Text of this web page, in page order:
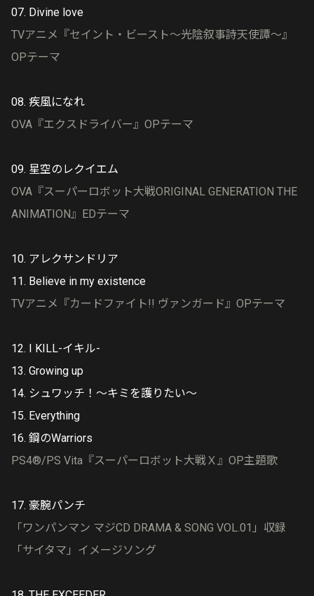
07. Divine love
TVアニメ『セイント・ビースト～光陰叙事詩天使譚～』
OPテーマ
08. 疾風になれ
OVA『エクスドライバー』OPテーマ
09. 星空のレクイエム
OVA『スーパーロボット大戦ORIGINAL GENERATION THE
ANIMATION』EDテーマ
10. アレクサンドリア
11. Believe in my existence
TVアニメ『カードファイト!! ヴァンガード』OPテーマ
12. I KILL-イキル-
13. Growing up
14. シュワッチ！～キミを護りたい～
15. Everything
16. 鋼のWarriors
PS4®/PS Vita『スーパーロボット大戦Ｘ』OP主題歌
17. 豪腕パンチ
「ワンパンマン マジCD DRAMA & SONG VOL.01」収録
「サイタマ」イメージソング